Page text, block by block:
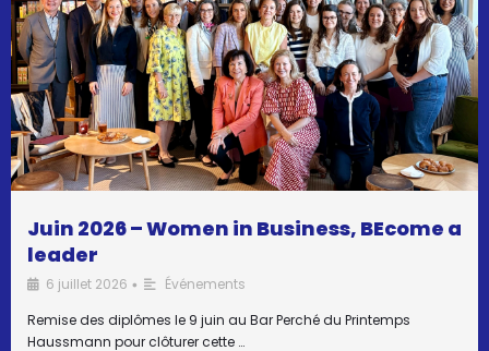
Juin 2026 – Women in Business, BEcome a
leader
6 juillet 2026 •
Événements
Remise des diplômes le 9 juin au Bar Perché du Printemps
Haussmann pour clôturer cette …